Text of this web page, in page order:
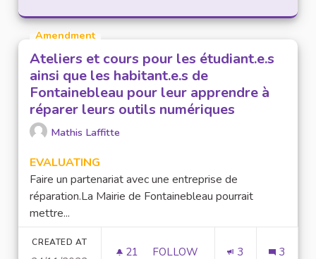
Amendment
Ateliers et cours pour les étudiant.e.s
ainsi que les habitant.e.s de
Fontainebleau pour leur apprendre à
réparer leurs outils numériques
Mathis Laffitte
EVALUATING
Faire un partenariat avec une entreprise de
réparation.La Mairie de Fontainebleau pourrait
mettre...
CREATED AT
21 21 FOLLOWERS
FOLLOW 3 3